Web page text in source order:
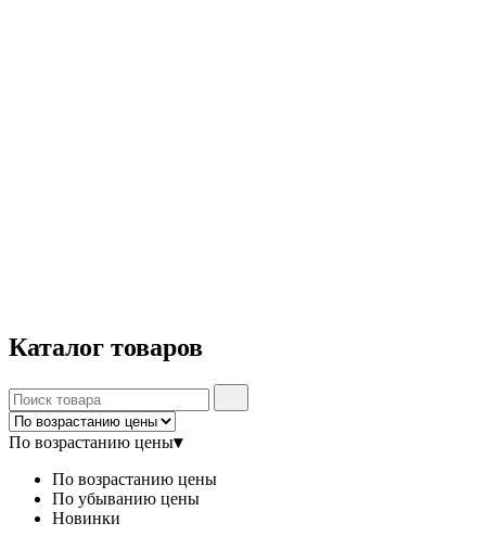
Каталог товаров
По возрастанию цены▾
По возрастанию цены
По убыванию цены
Новинки